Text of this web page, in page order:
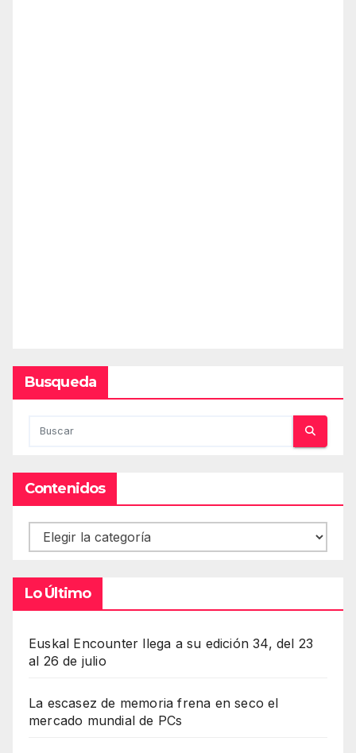
Busqueda
Contenidos
Contenidos
Lo Último
Euskal Encounter llega a su edición 34, del 23
al 26 de julio
La escasez de memoria frena en seco el
mercado mundial de PCs